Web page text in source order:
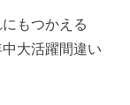
もつかえる
大活躍間違い